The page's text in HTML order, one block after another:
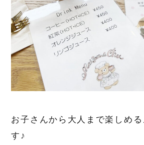
お子さんから大人まで楽しめ
す♪